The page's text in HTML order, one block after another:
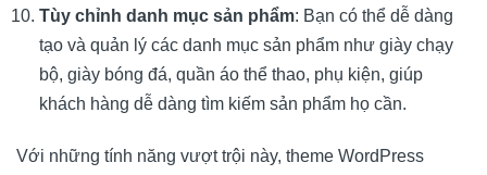
Tùy chỉnh danh mục sản phẩm: Bạn có thể dễ dàng
tạo và quản lý các danh mục sản phẩm như giày chạy
bộ, giày bóng đá, quần áo thể thao, phụ kiện, giúp
khách hàng dễ dàng tìm kiếm sản phẩm họ cần.
Với những tính năng vượt trội này, theme WordPress